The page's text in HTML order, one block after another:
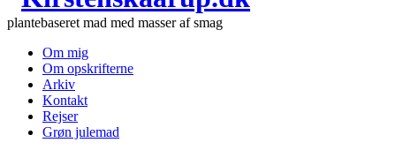
plantebaseret mad med masser af smag
Om mig
Om opskrifterne
Arkiv
Kontakt
Rejser
Grøn julemad